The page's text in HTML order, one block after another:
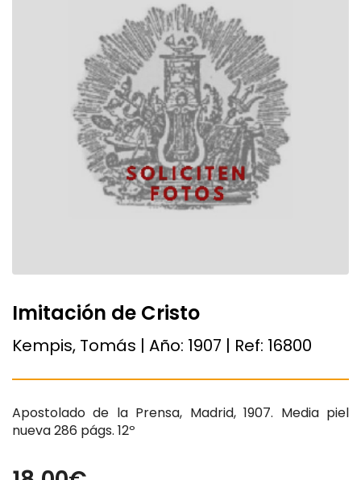
Imitación de Cristo
Kempis, Tomás | Año: 1907 | Ref: 16800
Apostolado de la Prensa, Madrid, 1907. Media piel
nueva 286 págs. 12º